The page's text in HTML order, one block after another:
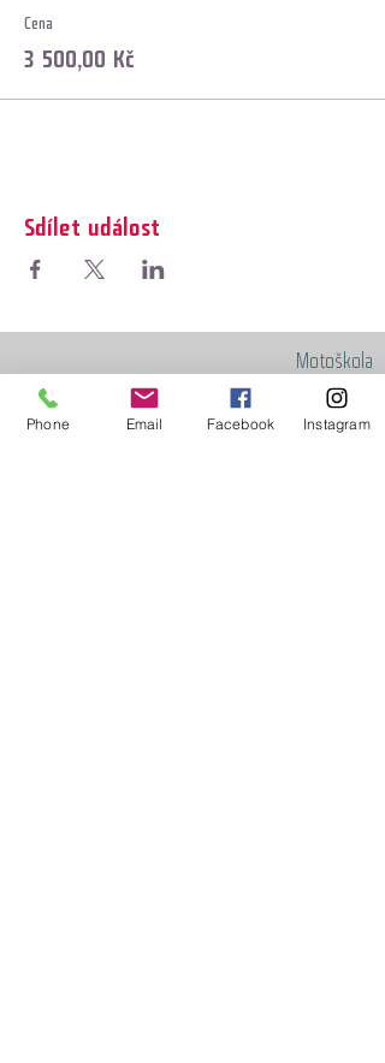
Cena
3 500,00 Kč
Sdílet událost
Motoškola
BEZPEČNĚ NA MOTORCE Akademie
© 2010
Phone Email Facebook Instagram